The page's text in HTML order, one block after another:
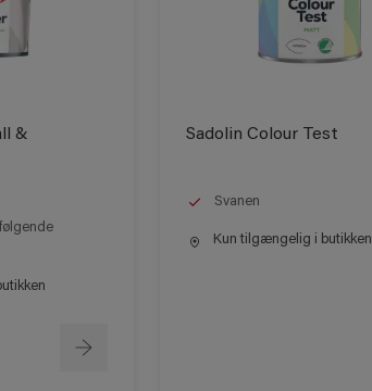
&
Sadolin Colour Test
Svanen
Kun tilgængelig i butikken